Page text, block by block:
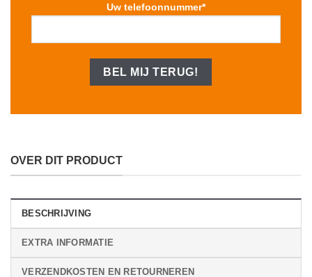
Uw telefoonnummer*
OVER DIT PRODUCT
BESCHRIJVING
EXTRA INFORMATIE
VERZENDKOSTEN EN RETOURNEREN